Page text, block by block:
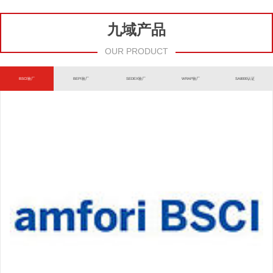
九域产品
OUR PRODUCT
BSCI验厂 BEPI验厂 SEDEX验厂 WRAP验厂 SA8000认证